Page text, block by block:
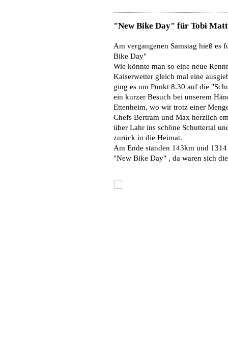
"New Bike Day" für Tobi
Am vergangenen Samstag hieß es
Bike Day"
Wie könnte man so eine neue
Kaiserwetter gleich mal eine
ging es um Punkt 8.30 auf die
ein kurzer Besuch bei unserem
Ettenheim, wo wir trotz einer
Chefs Bertram und Max herzlich
über Lahr ins schöne Schuttertal
zurück in die Heimat.
Am Ende standen 143km und
"New Bike Day" , da waren sich